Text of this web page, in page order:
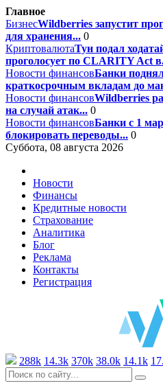
Главное
БизнесWildberries запустит
для хранения... 0
КриптовалютаТун подал
проголосует по CLARITY Act
Новости финансовБанки
краткосрочным вкладам до
Новости финансовWildberries
на случай атак... 0
Новости финансовБанки с 1
блокировать переводы... 0
Суббота, 08 августа 2026
Новости
Финансы
Кредитные новости
Страхование
Аналитика
Блог
Реклама
Контакты
Регистрация
288k 14.3k 370k 38.0k 14.1k